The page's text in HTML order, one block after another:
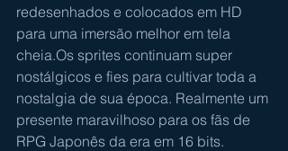
redesenhados e colocados em HD
para uma imersão melhor em tela
cheia.Os sprites continuam super
nostálgicos e fies para cultivar toda a
nostalgia de sua época. Realmente um
presente maravilhoso para os fãs de
RPG Japonês da era em 16 bits.